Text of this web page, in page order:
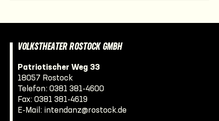
VOLKSTHEATER ROSTOCK GMBH
Patriotischer Weg 33
18057 Rostock
Telefon: 0381 381-4600
Fax: 0381 381-4619
E-Mail: intendanz@rostock.de